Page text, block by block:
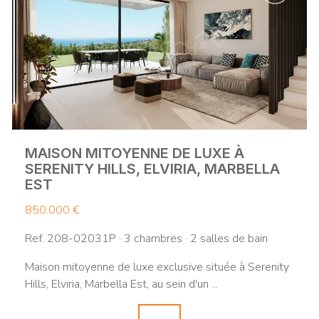
MAISON MITOYENNE DE LUXE À
SERENITY HILLS, ELVIRIA, MARBELLA
EST
850.000 €
Ref. 208-02031P · 3 chambres · 2 salles de bain
Maison mitoyenne de luxe exclusive située à Serenity
Hills, Elviria, Marbella Est, au sein d'un ...